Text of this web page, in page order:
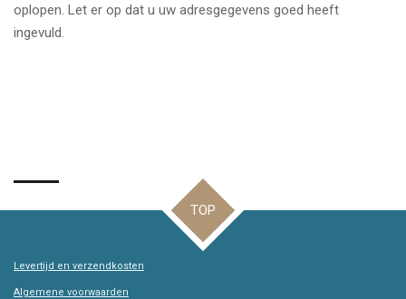
oplopen. Let er op dat u uw adresgegevens goed heeft
ingevuld.
TOP
Levertijd en verzendkosten
Algemene voorwaarden